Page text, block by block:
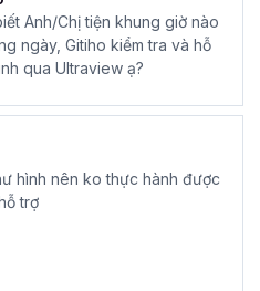
Anh/Chị tiện khung giờ nào
ngày, Gitiho kiểm tra và hỗ
qua Ultraview ạ?
hình nên ko thực hành được
trợ